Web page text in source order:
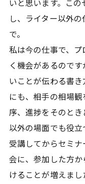
いと思います。こ
し、ライター以外
で。
私は今の仕事で、
く機会があるので
いことが伝わる書
にも、相手の相場
序、進捗をそのとき
以外の場面でも役
受講してからセミ
会に、参加した方
けることが増えま